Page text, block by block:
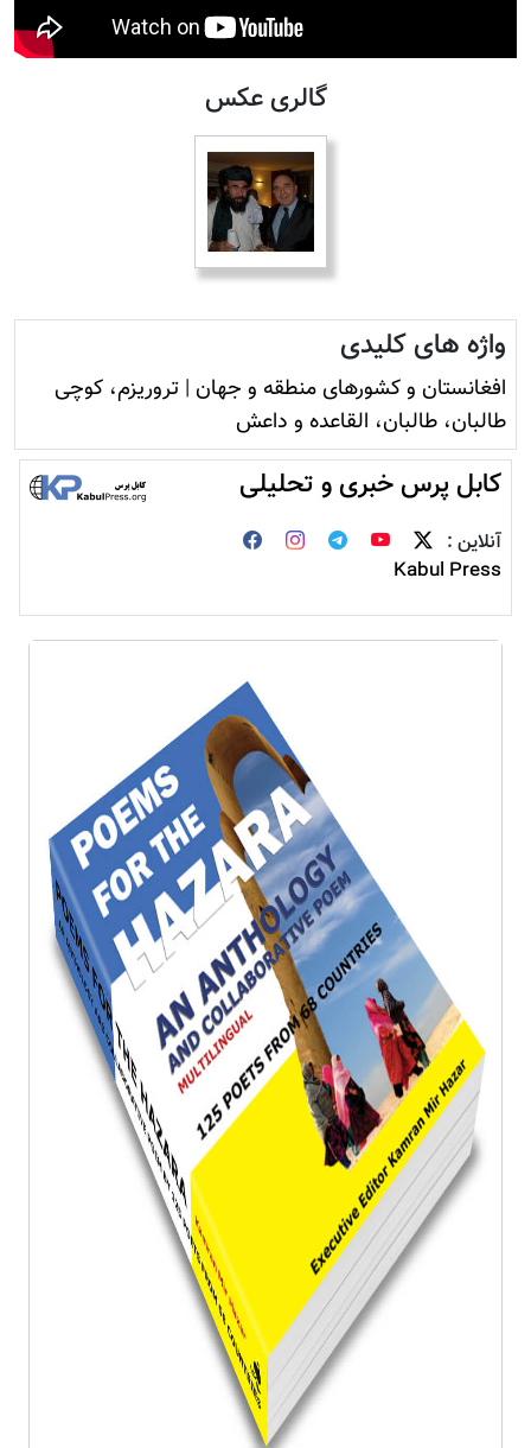
گالری عکس
واژه های کلیدی
افغانستان و کشورهای منطقه و جهان | تروريزم، کوچی
طالبان، طالبان، القاعده و داعش
کابل پرس خبری و تحلیلی
آنلاین :
Kabul Press